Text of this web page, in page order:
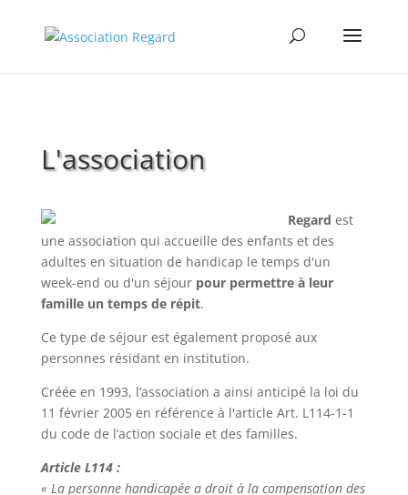
L'association
Regard est
une association qui accueille des enfants et des
adultes en situation de handicap le temps d'un
week-end ou d'un séjour pour permettre à leur
famille un temps de répit.
Ce type de séjour est également proposé aux
personnes résidant en institution.
Créée en 1993, l’association a ainsi anticipé la loi du
11 février 2005 en référence à l'article Art. L114-1-1
du code de l’action sociale et des familles.
Article L114 :
« La personne handicapée a droit à la compensation des